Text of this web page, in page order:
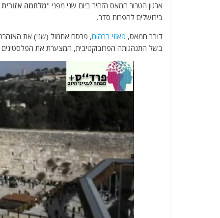
at
s
A
e
g
ra
m
ai
l
itt
er
c
e
b
o
o
k
ארגון הטרור חמאס הזהיר ביום שני מפני "מלחמה אזורית
בירושלים להפרות סדר.
דובר חמאס, פאוזי ברהום, פרסם אתמול (שני) את
בשל התנהגותה הפרובוקטיבית, המצערת את